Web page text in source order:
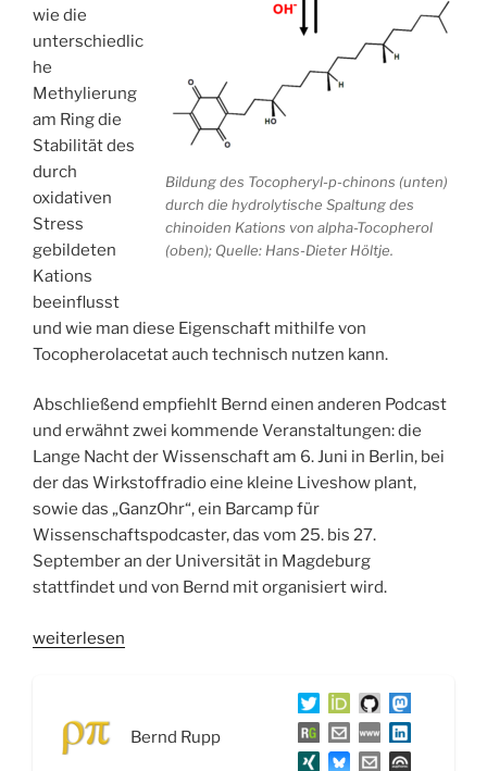
Bildung des Tocopheryl-p-chinons (unten)
durch die hydrolytische Spaltung des
chinoiden Kations von alpha-Tocopherol
(oben); Quelle: Hans-Dieter Höltje.
wie die
unterschiedlic
he
Methylierung
am Ring die
Stabilität des
durch
oxidativen
Stress
gebildeten
Kations
beeinflusst
und wie man diese Eigenschaft mithilfe von
Tocopherolacetat auch technisch nutzen kann.
Abschließend empfiehlt Bernd einen anderen Podcast
und erwähnt zwei kommende Veranstaltungen: die
Lange Nacht der Wissenschaft am 6. Juni in Berlin, bei
der das Wirkstoffradio eine kleine Liveshow plant,
sowie das „GanzOhr“, ein Barcamp für
Wissenschaftspodcaster, das vom 25. bis 27.
September an der Universität in Magdeburg
stattfindet und von Bernd mit organisiert wird.
„WSR095
weiterlesen
Bernd Rupp